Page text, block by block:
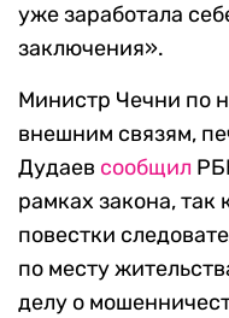
уже заработала
заключения».
Министр Чечни по
внешним связям,
Дудаев сообщил
рамках закона, так
повестки
по месту
делу о